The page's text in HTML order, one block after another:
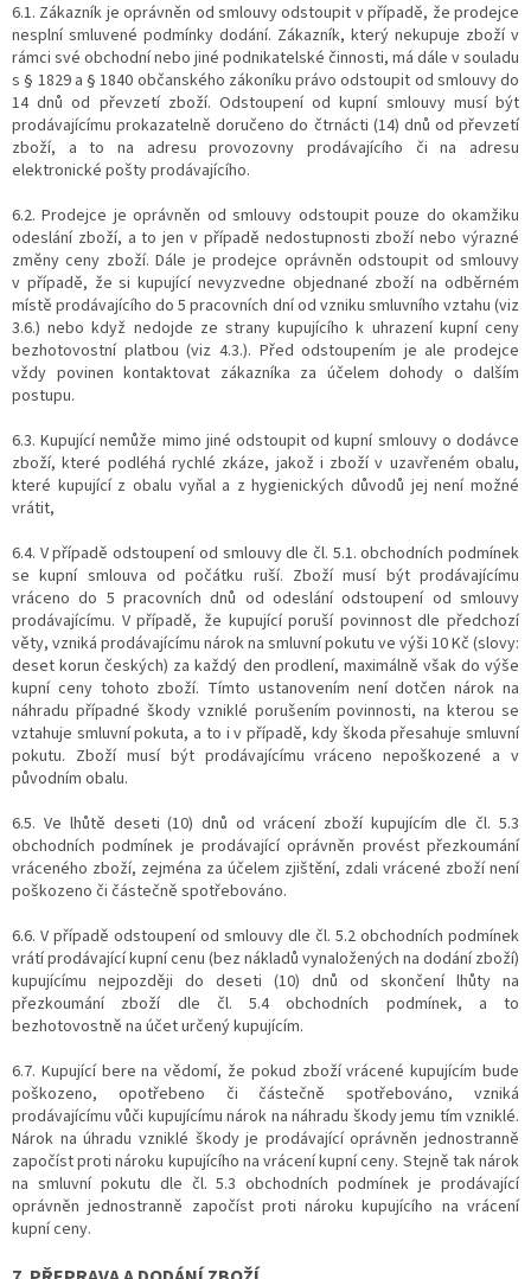
6.1. Zákazník je oprávněn od smlouvy odstoupit v případě, že prodejce
nesplní smluvené podmínky dodání. Zákazník, který nekupuje zboží v
rámci své obchodní nebo jiné podnikatelské činnosti, má dále v souladu
s § 1829 a § 1840 občanského zákoníku právo odstoupit od smlouvy do
14 dnů od převzetí zboží. Odstoupení od kupní smlouvy musí být
prodávajícímu prokazatelně doručeno do čtrnácti (14) dnů od převzetí
zboží, a to na adresu provozovny prodávajícího či na adresu
elektronické pošty prodávajícího.
6.2. Prodejce je oprávněn od smlouvy odstoupit pouze do okamžiku
odeslání zboží, a to jen v případě nedostupnosti zboží nebo výrazné
změny ceny zboží. Dále je prodejce oprávněn odstoupit od smlouvy
v případě, že si kupující nevyzvedne objednané zboží na odběrném
místě prodávajícího do 5 pracovních dní od vzniku smluvního vztahu (viz
3.6.) nebo když nedojde ze strany kupujícího k uhrazení kupní ceny
bezhotovostní platbou (viz 4.3.). Před odstoupením je ale prodejce
vždy povinen kontaktovat zákazníka za účelem dohody o dalším
postupu.
6.3. Kupující nemůže mimo jiné odstoupit od kupní smlouvy o dodávce
zboží, které podléhá rychlé zkáze, jakož i zboží v uzavřeném obalu,
které kupující z obalu vyňal a z hygienických důvodů jej není možné
vrátit,
6.4. V případě odstoupení od smlouvy dle čl. 5.1. obchodních podmínek
se kupní smlouva od počátku ruší. Zboží musí být prodávajícímu
vráceno do 5 pracovních dnů od odeslání odstoupení od smlouvy
prodávajícímu. V případě, že kupující poruší povinnost dle předchozí
věty, vzniká prodávajícímu nárok na smluvní pokutu ve výši 10 Kč (slovy:
deset korun českých) za každý den prodlení, maximálně však do výše
kupní ceny tohoto zboží. Tímto ustanovením není dotčen nárok na
náhradu případné škody vzniklé porušením povinnosti, na kterou se
vztahuje smluvní pokuta, a to i v případě, kdy škoda přesahuje smluvní
pokutu. Zboží musí být prodávajícímu vráceno nepoškozené a v
původním obalu.
6.5. Ve lhůtě deseti (10) dnů od vrácení zboží kupujícím dle čl. 5.3
obchodních podmínek je prodávající oprávněn provést přezkoumání
vráceného zboží, zejména za účelem zjištění, zdali vrácené zboží není
poškozeno či částečně spotřebováno.
6.6. V případě odstoupení od smlouvy dle čl. 5.2 obchodních podmínek
vrátí prodávající kupní cenu (bez nákladů vynaložených na dodání zboží)
kupujícímu nejpozději do deseti (10) dnů od skončení lhůty na
přezkoumání zboží dle čl. 5.4 obchodních podmínek, a to
bezhotovostně na účet určený kupujícím.
6.7. Kupující bere na vědomí, že pokud zboží vrácené kupujícím bude
poškozeno, opotřebeno či částečně spotřebováno, vzniká
prodávajícímu vůči kupujícímu nárok na náhradu škody jemu tím vzniklé.
Nárok na úhradu vzniklé škody je prodávající oprávněn jednostranně
započíst proti nároku kupujícího na vrácení kupní ceny. Stejně tak nárok
na smluvní pokutu dle čl. 5.3 obchodních podmínek je prodávající
oprávněn jednostranně započíst proti nároku kupujícího na vrácení
kupní ceny.